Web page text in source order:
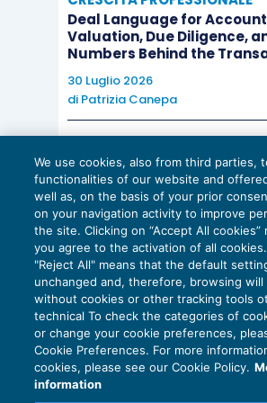
l’immissione di nuovo patrimonio
mesi, esso, come già sopra
verte più in una condizione
approvvigionamento di risorse
efficienza produttiva e di
alcun motivo logico di essere
Deal Language for
Valuation, Due Diligence,
Numbers Behind the
30 Luglio 2026
di Patrizia Canepa
EU AI Act e studi
scadenze concrete
27 Luglio 2026
di Diego BarberieStefano Dovier
Privacy Policy
Cookie Policy
We use cookies, also from third parties,
functionalities of our website and
well as, on the basis of your prior
on your navigation activity to improve
the site. Clicking on “Accept All cookies”
you agree to the activation of all
"Reject All" means that the default
unchanged and, therefore, browsing will
without cookies or other tracking tools
technical To check the categories of
or change your cookie preferences,
Cookie Preferences. For more
cookies, please see our Cookie Policy.
information